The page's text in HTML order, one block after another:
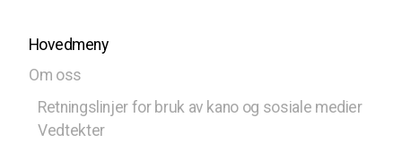
Hovedmeny
Om oss
Retningslinjer for bruk av kano og sosiale medier
Vedtekter